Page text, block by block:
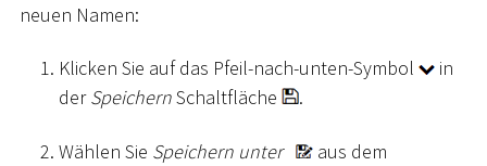
neuen Namen:
Klicken Sie auf das Pfeil-nach-unten-Symbol
in
derSpeichernSchaltfläche .
Wählen Sie Speichern unter
aus dem